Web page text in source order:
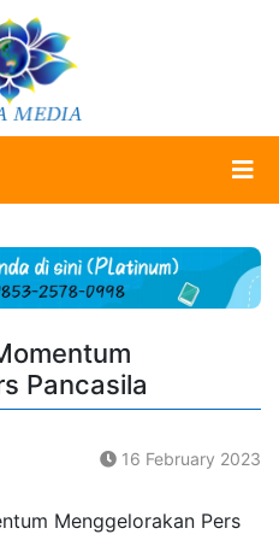
Pancasila
16 February 2023